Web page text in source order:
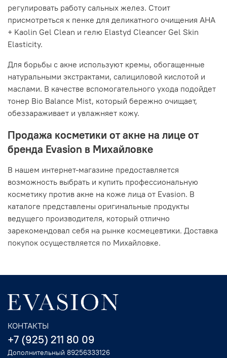
регулировать работу сальных желез. Стоит
присмотреться к пенке для деликатного очищения AHA
+ Kaolin Gel Clean и гелю Elastyd Cleancer Gel Skin
Elasticity.
Для борьбы с акне используют кремы, обогащенные
натуральными экстрактами, салициловой кислотой и
маслами. В качестве вспомогательного ухода подойдет
тонер Bio Balance Mist, который бережно очищает,
обеззараживает и увлажняет кожу.
Продажа косметики от акне на лице от
бренда Evasion в Михайловке
В нашем интернет-магазине предоставляется
возможность выбрать и купить профессиональную
косметику против акне на коже лица от Evasion. В
каталоге представлены оригинальные продукты
ведущего производителя, который отлично
зарекомендовал себя на рынке космецевтики. Доставка
покупок осуществляется по Михайловке.
КОНТАКТЫ
+7 (925) 211 80 09
Дополнительный 89256333126